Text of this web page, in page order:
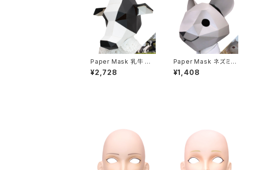
Paper Mask 乳牛 mil
k cow
¥2,728
Paper Mask ネズミ R
at
¥1,408